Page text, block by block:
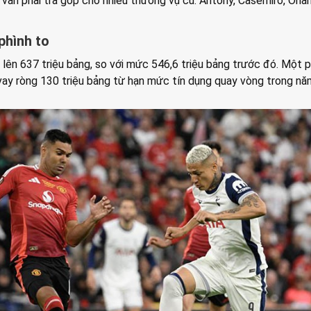
to
637 triệu bảng, so với mức 546,6 triệu bảng trước đó. Một
ròng 130 triệu bảng từ hạn mức tín dụng quay vòng trong